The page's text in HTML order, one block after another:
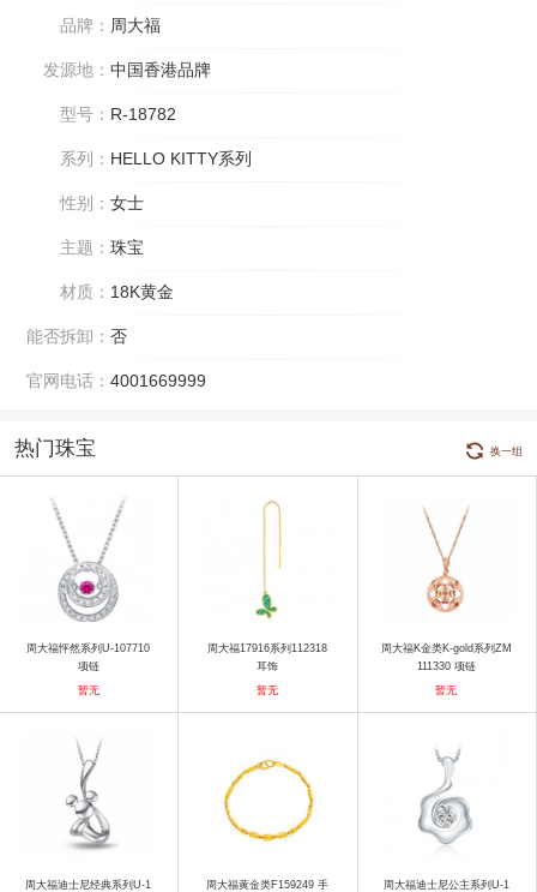
品牌： 周大福
发源地： 中国香港品牌
型号： R-18782
系列： HELLO KITTY系列
性别： 女士
主题： 珠宝
材质： 18K黄金
能否拆卸： 否
官网电话： 4001669999
热门珠宝 换一组
周大福怦然系列U-107710
项链
暂无
周大福17916系列112318
耳饰
暂无
周大福K金类K-gold系列ZM
111330 项链
暂无
周大福迪士尼经典系列U-1 周大福黄金类F159249 手 周大福迪士尼公主系列U-1